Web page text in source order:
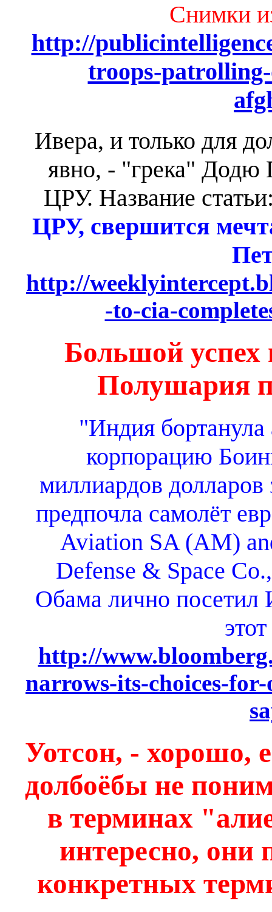
Снимки
http://
troops-
Ивера, и только для
явно, - "грека" Додю
ЦРУ. Название
ЦРУ, свершится
http://
-to-cia-
Большой успех
Полушария
"Индия
корпорацию
миллиардов
предпочла самолёт
Aviation SA (AM)
Defense & Space
Обама лично посетил
http://
narrows-its-choices-
Уотсон, - хорошо,
долбоёбы не
в терминах
интересно, они
конкретных